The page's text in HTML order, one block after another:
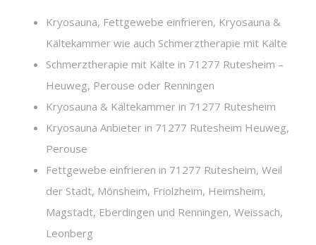
Kryosauna, Fettgewebe einfrieren, Kryosauna &
Kältekammer wie auch Schmerztherapie mit Kälte
Schmerztherapie mit Kälte in 71277 Rutesheim –
Heuweg, Perouse oder Renningen
Kryosauna & Kältekammer in 71277 Rutesheim
Kryosauna Anbieter in 71277 Rutesheim Heuweg,
Perouse
Fettgewebe einfrieren in 71277 Rutesheim, Weil
der Stadt, Mönsheim, Friolzheim, Heimsheim,
Magstadt, Eberdingen und Renningen, Weissach,
Leonberg